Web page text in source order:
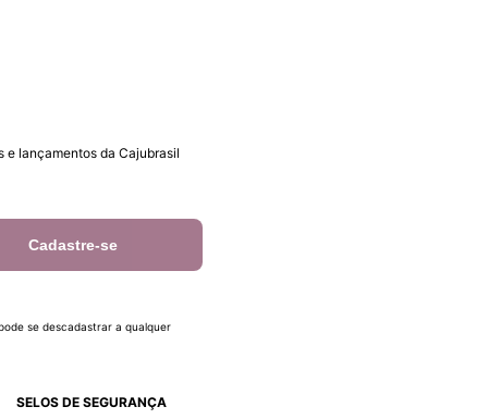
e lançamentos da Cajubrasil
Cadastre-se
se descadastrar a qualquer
SELOS DE SEGURANÇA